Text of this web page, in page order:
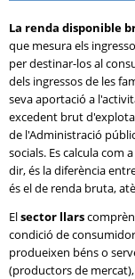
La renda disponible
que mesura els
per destinar-los al
dels ingressos de les
seva aportació a
excedent brut
de l'Administració
socials. Es calcula com
dir, és la diferència
és el de renda bruta,
Elsector llars
condició de
produeixen béns o
(productors de